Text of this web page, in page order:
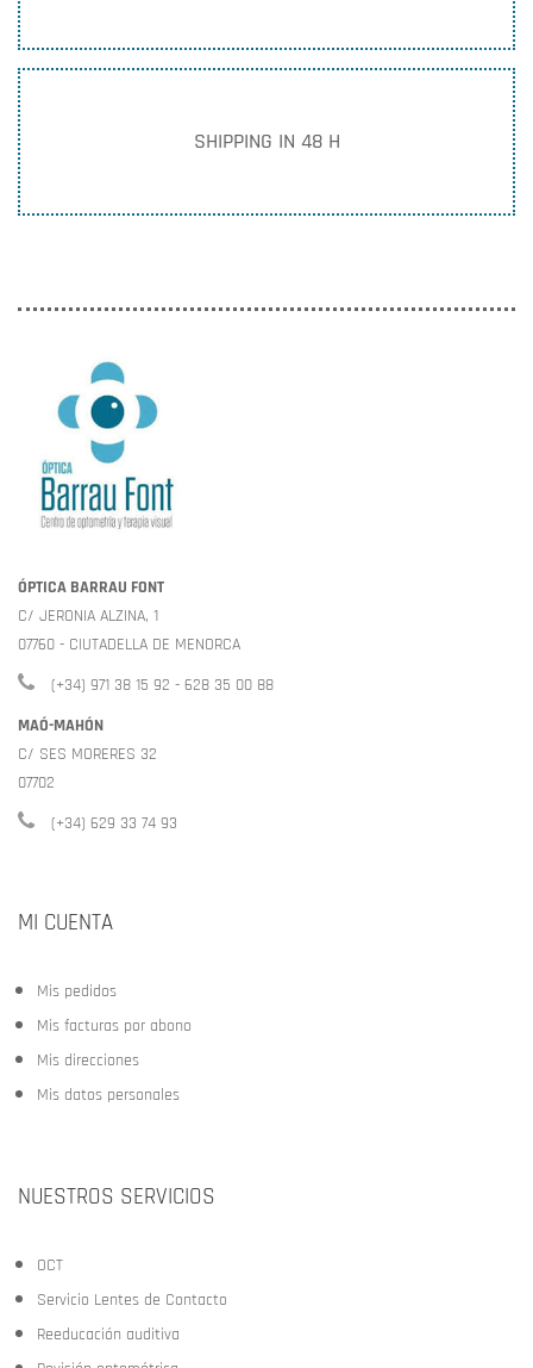
SHIPPING IN 48 H
ÓPTICA BARRAU FONT
C/ JERONIA ALZINA, 1
07760 - CIUTADELLA DE MENORCA
(+34) 971 38 15 92 - 628 35 00 88
MAÓ-MAHÓN
C/ SES MORERES 32
07702
(+34) 629 33 74 93
MI CUENTA
Mis pedidos
Mis facturas por abono
Mis direcciones
Mis datos personales
NUESTROS SERVICIOS
OCT
Servicio Lentes de Contacto
Reeducación auditiva